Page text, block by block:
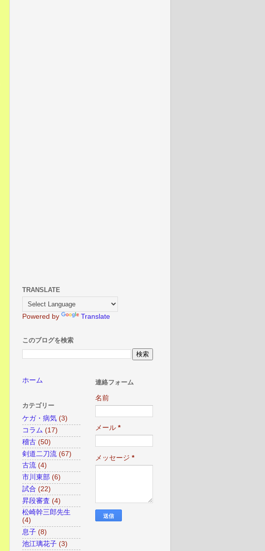
TRANSLATE
Powered by Translate
このブログを検索
ホーム
カテゴリー
ケガ・病気 (3)
コラム (17)
稽古 (50)
剣道二刀流 (67)
古流 (4)
市川東部 (6)
試合 (22)
昇段審査 (4)
松崎幹三郎先生
(4)
息子 (8)
池江璃花子 (3)
連絡フォーム
名前
メール *
メッセージ *